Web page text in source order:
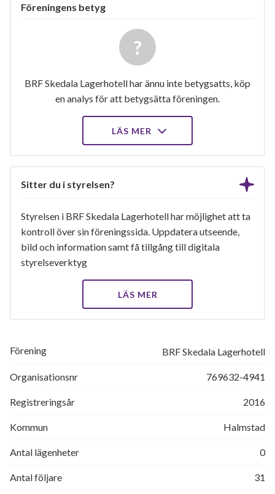
Föreningens betyg
BRF Skedala Lagerhotell har ännu inte betygsatts, köp
en analys för att betygsätta föreningen.
LÄS MER
Sitter du i styrelsen?
Styrelsen i BRF Skedala Lagerhotell har möjlighet att ta
kontroll över sin föreningssida. Uppdatera utseende,
bild och information samt få tillgång till digitala
styrelseverktyg
LÄS MER
Förening BRF Skedala Lagerhotell
Organisationsnr 769632-4941
Registreringsår 2016
Kommun Halmstad
Antal lägenheter 0
Antal följare 31